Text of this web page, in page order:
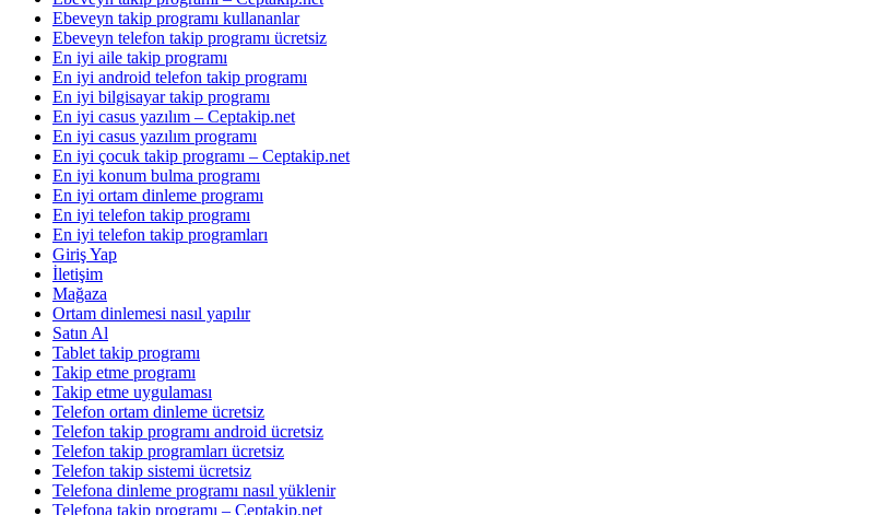
Ebeveyn takip programı kullananlar
Ebeveyn telefon takip programı ücretsiz
En iyi aile takip programı
En iyi android telefon takip programı
En iyi bilgisayar takip programı
En iyi casus yazılım – Ceptakip.net
En iyi casus yazılım programı
En iyi çocuk takip programı – Ceptakip.net
En iyi konum bulma programı
En iyi ortam dinleme programı
En iyi telefon takip programı
En iyi telefon takip programları
Giriş Yap
İletişim
Mağaza
Ortam dinlemesi nasıl yapılır
Satın Al
Tablet takip programı
Takip etme programı
Takip etme uygulaması
Telefon ortam dinleme ücretsiz
Telefon takip programı android ücretsiz
Telefon takip programları ücretsiz
Telefon takip sistemi ücretsiz
Telefona dinleme programı nasıl yüklenir
Telefona takip programı – Ceptakip.net